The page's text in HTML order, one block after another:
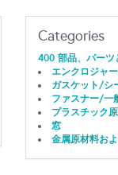
Categories
400 部品、パーツ
エンクロジャ
ガスケット/シ
ファスナー/一
プラスチック
窓
金属原材料お